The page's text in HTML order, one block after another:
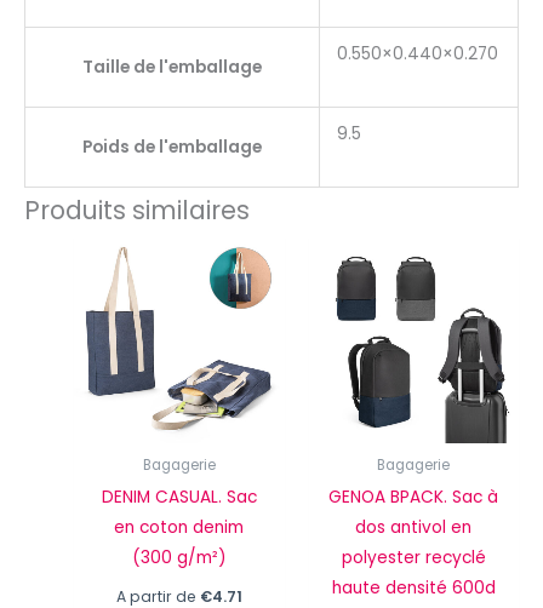
Taille de l'emballage
0.550×0.440×0.270
Poids de l'emballage
9.5
Produits similaires
Bagagerie
DENIM CASUAL. Sac
en coton denim
(300 g/m²)
A partir de €4.71
Bagagerie
GENOA BPACK. Sac à
dos antivol en
polyester recyclé
haute densité 600d